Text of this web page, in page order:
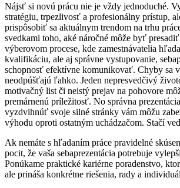
Nájsť si novú prácu nie je vždy jednoduché.
stratégiu, trpezlivosť a profesionálny prístup,
prispôsobiť sa aktuálnym trendom na trhu
svedkami toho, aké náročné môže byť
výberovom procese, kde zamestnávatelia
kvalifikáciu, ale aj správne vystupovanie,
schopnosť efektívne komunikovať. Chyby sa v
neodpúšťajú ľahko. Jeden nepresvedčivý
motivačný list či neistý prejav na pohovore
premárnenú príležitosť. No správna
vyzdvihnúť svoje silné stránky vám môžu
výhodu oproti ostatným uchádzačom. Stačí
Ak nemáte s hľadaním práce pravidelné
pocit, že vaša sebaprezentácia potrebuje
Ponúkame praktické kariérne poradenstvo,
ale prináša konkrétne riešenia, rady a